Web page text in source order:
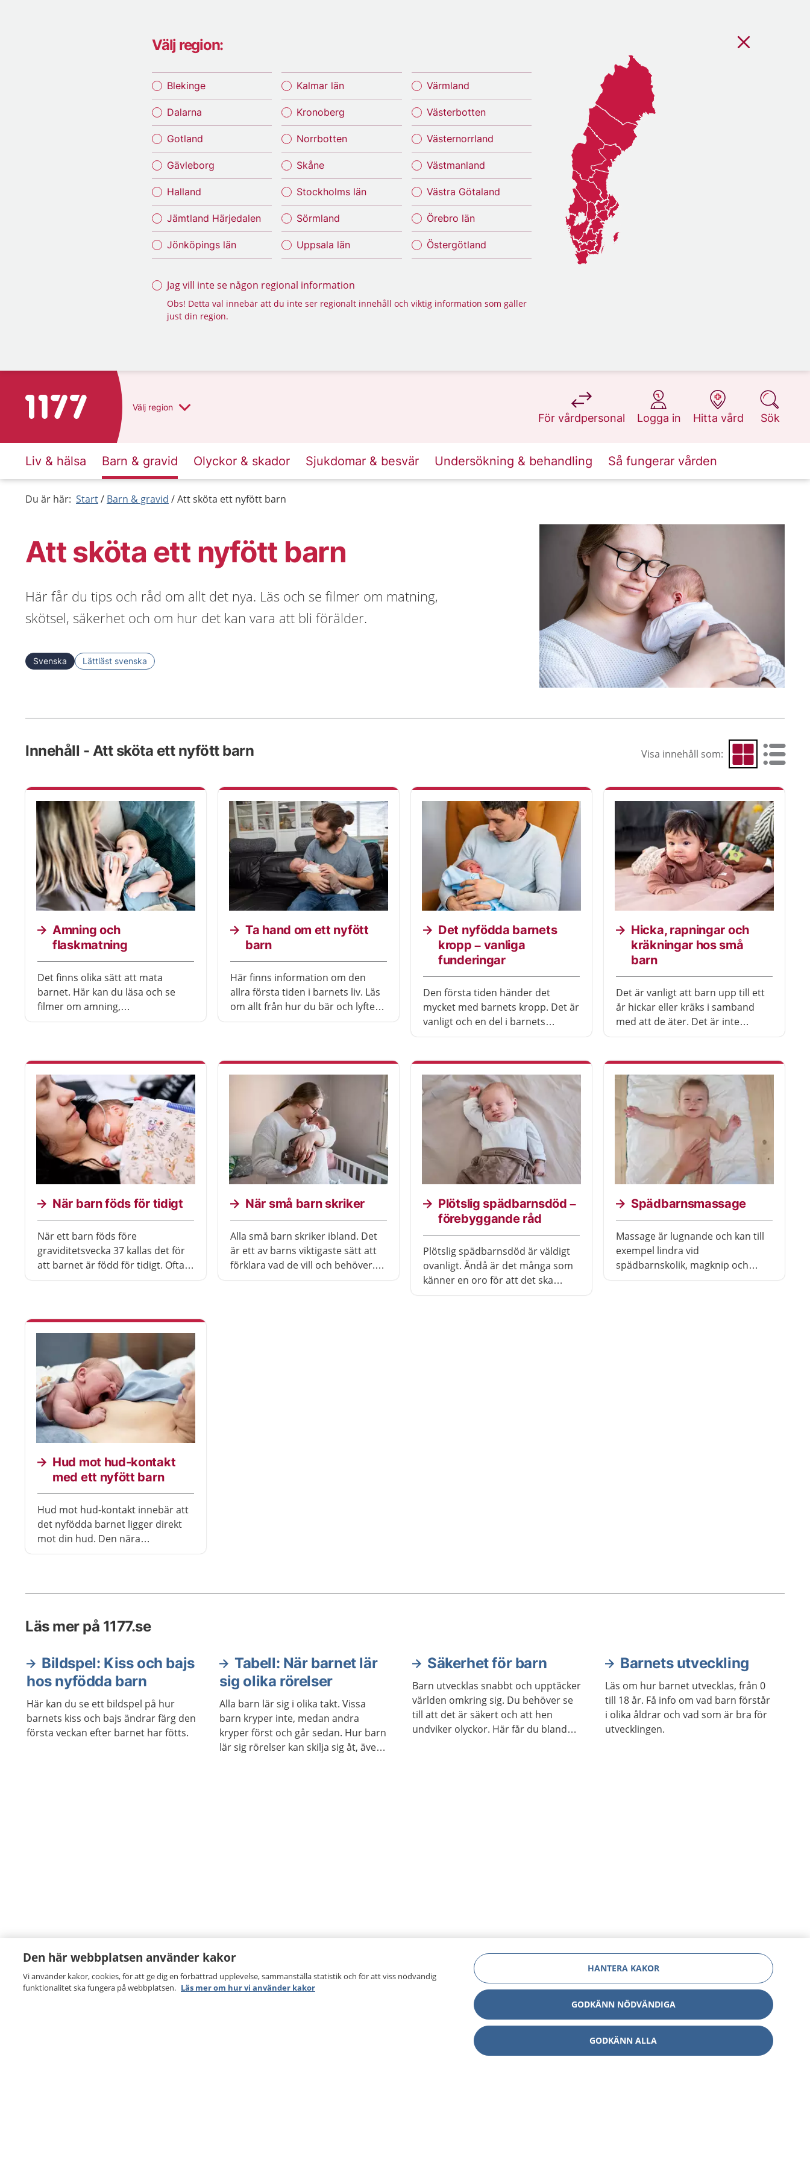
Välj region:
Blekinge
Dalarna
Gotland
Gävleborg
Halland
Jämtland Härjedalen
Jönköpings län
Kalmar län
Kronoberg
Norrbotten
Skåne
Stockholms län
Sörmland
Uppsala län
Värmland
Västerbotten
Västernorrland
Västmanland
Västra Götaland
Örebro län
Östergötland
Jag vill inte se någon regional information
Obs! Detta val innebär att du inte ser regionalt innehåll och viktig information som gäller
just din region.
Till startsidan för 1177 Välj region
För vårdpersonal
på 1177.se
Logga in
på 1177.se
Hitta vård
på 1177.se
Sök
på 1177.se
Liv & hälsa Barn & gravid Olyckor & skador Sjukdomar & besvär Undersökning & behandling Så fungerar vården
Du är här: Start Barn & gravid Att sköta ett nyfött barn
Att sköta ett nyfött barn
Här får du tips och råd om allt det nya. Läs och se filmer om matning,
skötsel, säkerhet och om hur det kan vara att bli förälder.
Svenska Lättläst svenska
Innehåll - Att sköta ett nyfött barn Visa innehåll som: Visa som rutnät
Visa som
Amning och
flaskmatning
Det finns olika sätt att mata
barnet. Här kan du läsa och se
filmer om amning,
Ta hand om ett nyfött
barn
Här finns information om den
allra första tiden i barnets liv. Läs
om allt från hur du bär och lyfter,
Det nyfödda barnets
kropp – vanliga
funderingar
Den första tiden händer det
mycket med barnets kropp. Det är
vanligt och en del i barnets
Hicka, rapningar och
kräkningar hos små
barn
Det är vanligt att barn upp till ett
år hickar eller kräks i samband
med att de äter. Det är inte
om vad du kan göra om barnet
hickar och kräks, och råd om hur
du kan få barnet att rapa.
När barn föds för tidigt
När ett barn föds före
graviditetsvecka 37 kallas det för
att barnet är född för tidigt. Ofta
barn och deltar i vården,
personalen hjälper dig med det.
När små barn skriker
Alla små barn skriker ibland. Det
är ett av barns viktigaste sätt att
förklara vad de vill och behöver.
Plötslig spädbarnsdöd –
förebyggande råd
Plötslig spädbarnsdöd är väldigt
ovanligt. Ändå är det många som
känner en oro för att det ska
Spädbarnsmassage
Massage är lugnande och kan till
exempel lindra vid
spädbarnskolik, magknip och
Hud mot hud-kontakt
med ett nyfött barn
Hud mot hud-kontakt innebär att
det nyfödda barnet ligger direkt
mot din hud. Den nära
också ett sätt för dig och barnet
Läs mer på 1177.se
Bildspel: Kiss och bajs
hos nyfödda barn
Här kan du se ett bildspel på hur
barnets kiss och bajs ändrar färg den
första veckan efter barnet har fötts.
Tabell: När barnet lär
sig olika rörelser
Alla barn lär sig i olika takt. Vissa
barn kryper inte, medan andra
kryper först och går sedan. Hur barn
lär sig rörelser kan skilja sig åt, även
Säkerhet för barn
Barn utvecklas snabbt och upptäcker
världen omkring sig. Du behöver se
till att det är säkert och att hen
undviker olyckor. Här får du bland
Barnets utveckling
Läs om hur barnet utvecklas, från 0
till 18 år. Få info om vad barn förstår
i olika åldrar och vad som är bra för
utvecklingen.
Den här webbplatsen använder kakor
Vi använder kakor, cookies, för att ge dig en förbättrad upplevelse, sammanställa statistik och för att viss nödvändig
funktionalitet ska fungera på webbplatsen. Läs mer om hur vi använder kakor
HANTERA KAKOR
GODKÄNN NÖDVÄNDIGA
GODKÄNN ALLA